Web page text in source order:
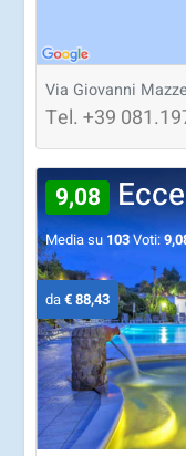
Via Giovanni
Tel.+39
9,08
Media su 103Voti:
da€ 88,43